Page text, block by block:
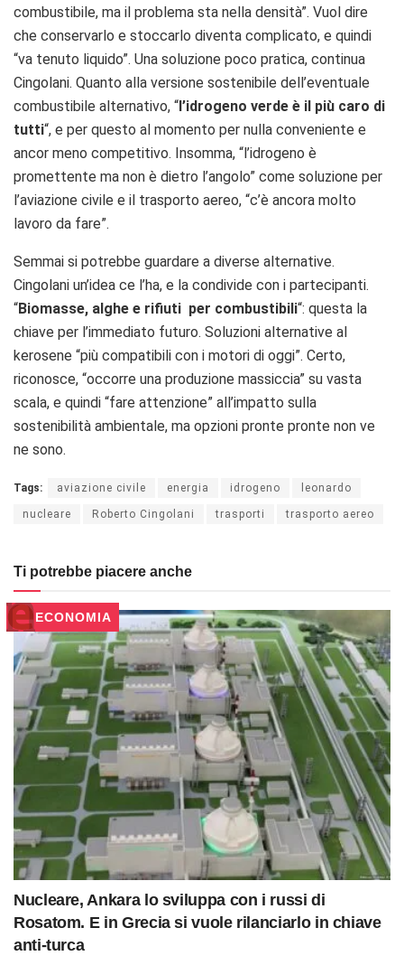
combustibile, ma il problema sta nella densità”. Vuol dire
che conservarlo e stoccarlo diventa complicato, e quindi
“va tenuto liquido”. Una soluzione poco pratica, continua
Cingolani. Quanto alla versione sostenibile dell’eventuale
combustibile alternativo, “ l’idrogeno verde è il più caro di
tutti“, e per questo al momento per nulla conveniente e
ancor meno competitivo. Insomma, “l’idrogeno è
promettente ma non è dietro l’angolo” come soluzione per
l’aviazione civile e il trasporto aereo, “c’è ancora molto
lavoro da fare”.
Semmai si potrebbe guardare a diverse alternative.
Cingolani un’idea ce l’ha, e la condivide con i partecipanti.
“Biomasse, alghe e rifiuti per combustibili“: questa la
chiave per l’immediato futuro. Soluzioni alternative al
kerosene “più compatibili con i motori di oggi”. Certo,
riconosce, “occorre una produzione massiccia” su vasta
scala, e quindi “fare attenzione” all’impatto sulla
sostenibilità ambientale, ma opzioni pronte pronte non ve
ne sono.
Tags: aviazione civile energia idrogeno leonardo
nucleare Roberto Cingolani trasporti trasporto aereo
Ti potrebbe piacere anche
ECONOMIA
Nucleare, Ankara lo sviluppa con i russi di
Rosatom. E in Grecia si vuole rilanciarlo in chiave
anti-turca